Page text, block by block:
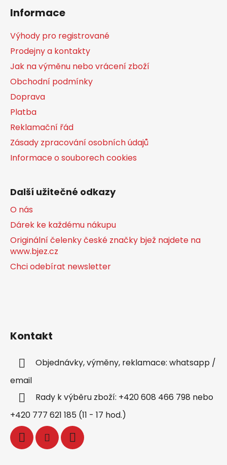
Informace
Výhody pro registrované
Prodejny a kontakty
Jak na výměnu nebo vrácení zboží
Obchodní podmínky
Doprava
Platba
Reklamační řád
Zásady zpracování osobních údajů
Informace o souborech cookies
Další užitečné odkazy
O nás
Dárek ke každému nákupu
Originální čelenky české značky bjež najdete na
www.bjez.cz
Chci odebírat newsletter
Kontakt
Objednávky, výměny, reklamace: whatsapp /
email
Rady k výběru zboží: +420 608 466 798 nebo
+420 777 621 185 (11 - 17 hod.)